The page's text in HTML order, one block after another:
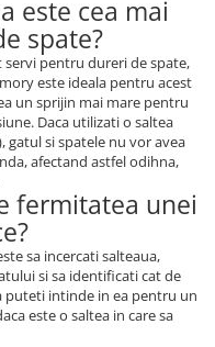
este cea mai
spate?
pentru dureri de spate,
este ideala pentru acest
un sprijin mai mare pentru
Daca utilizati o saltea
gatul si spatele nu vor avea
afectand astfel odihna,
fermitatea unei
sa incercati salteaua,
si sa identificati cat de
puteti intinde in ea pentru un
este o saltea in care sa